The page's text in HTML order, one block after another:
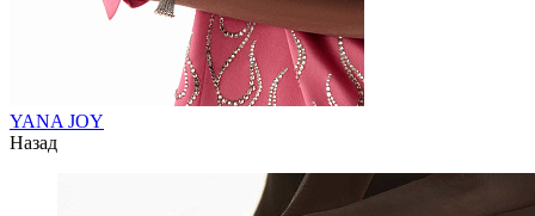
YANA JOY
Назад